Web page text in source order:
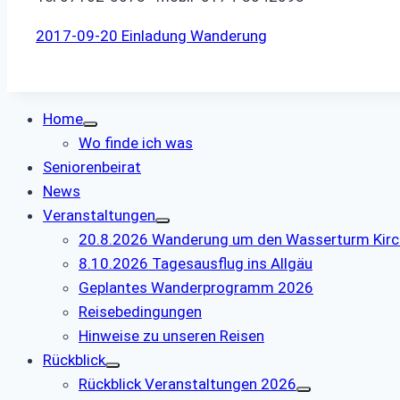
2017-09-20 Einladung Wanderung
Home
Wo finde ich was
Seniorenbeirat
News
Veranstaltungen
20.8.2026 Wanderung um den Wasserturm
8.10.2026 Tagesausflug ins Allgäu
Geplantes Wanderprogramm 2026
Reisebedingungen
Hinweise zu unseren Reisen
Rückblick
Rückblick Veranstaltungen 2026